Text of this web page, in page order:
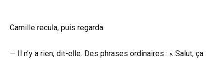
Camille recula, puis regarda.
— Il n’y a rien, dit-elle. Des phrases ordinaires : « Salut, ça